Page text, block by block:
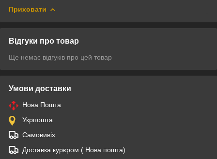
Приховати
Відгуки про товар
Ще немає відгуків про цей товар
Умови доставки
Нова Пошта
Укрпошта
Самовивіз
Доставка курєром ( Нова пошта)